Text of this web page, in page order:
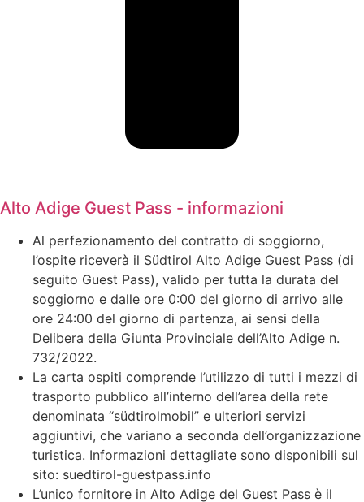
Alto Adige Guest Pass - informazioni
Al perfezionamento del contratto di soggiorno,
l’ospite riceverà il Südtirol Alto Adige Guest Pass (di
seguito Guest Pass), valido per tutta la durata del
soggiorno e dalle ore 0:00 del giorno di arrivo alle
ore 24:00 del giorno di partenza, ai sensi della
Delibera della Giunta Provinciale dell’Alto Adige n.
732/2022.
La carta ospiti comprende l’utilizzo di tutti i mezzi di
trasporto pubblico all’interno dell’area della rete
denominata “südtirolmobil” e ulteriori servizi
aggiuntivi, che variano a seconda dell’organizzazione
turistica. Informazioni dettagliate sono disponibili sul
sito: suedtirol-guestpass.info
L’unico fornitore in Alto Adige del Guest Pass è il